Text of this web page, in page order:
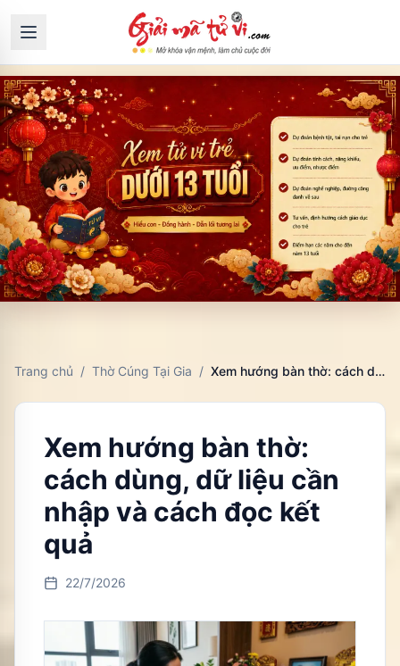
Trang chủ / Thờ Cúng Tại Gia / Xem hướng bàn thờ: cách dùng, dữ liệu cần nhập và cách đọc kết quả
Xem hướng bàn thờ:
cách dùng, dữ liệu cần
nhập và cách đọc kết
quả
22/7/2026